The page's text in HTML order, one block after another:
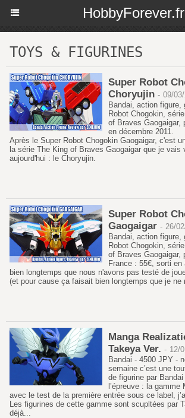
HobbyForever.fr
TOYS & FIGURINES
Super Robot
Choryujin - 09/
Bandai, action figure,
Robot Chogokin,
of Braves Gaogaigar,
en décembre 2011.
Après le Super Robot Chogokin Gaogaigar, c'est
la série The King of Braves Gaogaigar que je vais
aujourd'hui : le Choryujin.
Super Robot
Gaogaigar - 26/
Bandai, action figure,
Robot Chogokin,
of Braves Gaogaigar,
France : 55€, sorti en
bien longtemps que nous n'avons pas testé de
(et pour cause ça faisait bien longtemps que je ne
Manga
Takeya Ver. - 12/
Bandai - 4500 JPY -
semaine c’est une
de figurine par
l’épreuve : la gamme
avec le test de la première entrée sous ce label,
Les figurines de cette gamme sont scupltées par
déjà...